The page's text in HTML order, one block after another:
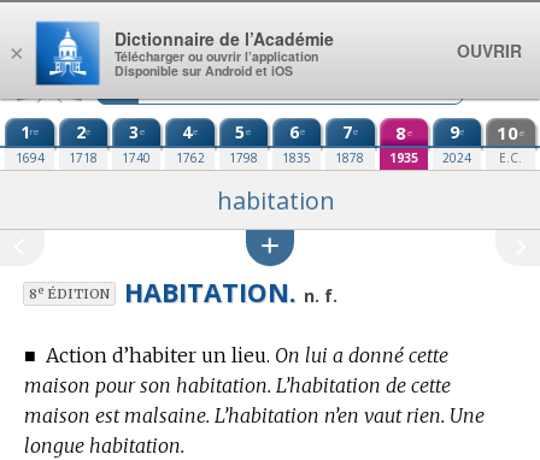
Aller au contenu
1re
1694
2e
1718
3e
1740
4e
1762
5e
1798
6e
1835
7e
1878
8e
1935
9e
2024
10e
E.C.
habitation
8eÉDITION HABITATION. n. f.
■ Action d’habiter un lieu. On lui a donné cette
maison pour son habitation. L’habitation de cette
maison est malsaine. L’habitation n’en vaut rien. Une
longue habitation.
×
Dictionnaire de l’Académie
Télécharger ou ouvrir l’application
Disponible sur Android et iOS
OUVRIR